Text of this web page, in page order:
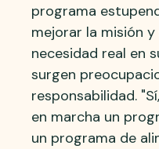
programa
mejorar la misión
necesidad real en
surgen
responsabilidad.
en marcha un
un programa de